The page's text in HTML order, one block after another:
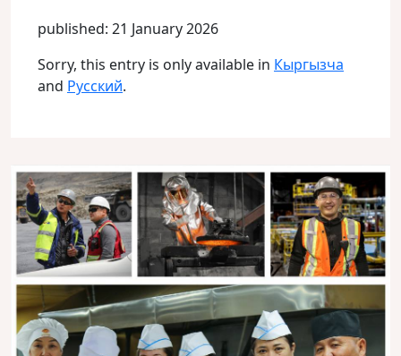
published: 21 January 2026
Sorry, this entry is only available in Кыргызча
and Русский.